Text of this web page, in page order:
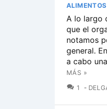
A lo largo
que el
notamos
general.
a cabo
MÁS »
1